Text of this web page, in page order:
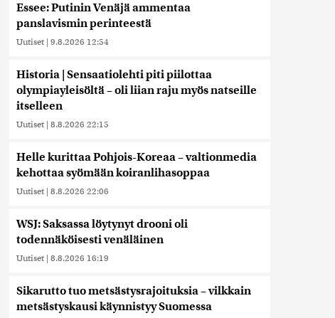
Essee: Putinin Venäjä ammentaa
panslavismin perinteestä
Uutiset | 9.8.2026 12:54
Historia | Sensaatiolehti piti piilottaa
olympiayleisöltä – oli liian raju myös natseille
itselleen
Uutiset | 8.8.2026 22:15
Helle kurittaa Pohjois-Koreaa – valtionmedia
kehottaa syömään koiranlihasoppaa
Uutiset | 8.8.2026 22:06
WSJ: Saksassa löytynyt drooni oli
todennäköisesti venäläinen
Uutiset | 8.8.2026 16:19
Sikarutto tuo metsästysrajoituksia – vilkkain
metsästyskausi käynnistyy Suomessa